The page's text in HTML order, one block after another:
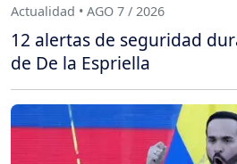
Actualidad • AGO 7 / 2026
12 alertas de seguridad
de De la Espriella